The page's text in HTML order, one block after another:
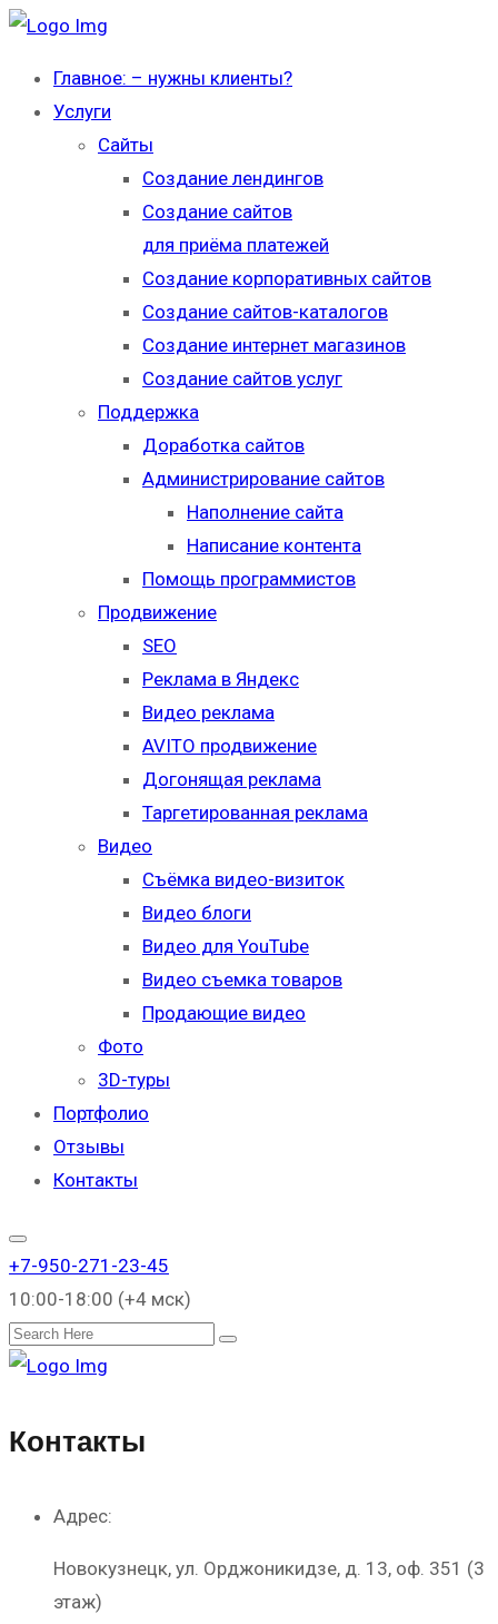
Главное: – нужны клиенты?
Услуги
Сайты
Создание лендингов
Создание сайтов
для приёма платежей
Создание корпоративных сайтов
Создание сайтов-каталогов
Создание интернет магазинов
Создание сайтов услуг
Поддержка
Доработка сайтов
Администрирование сайтов
Наполнение сайта
Написание контента
Помощь программистов
Продвижение
SEO
Реклама в Яндекс
Видео реклама
AVITO продвижение
Догонящая реклама
Таргетированная реклама
Видео
Съёмка видео-визиток
Видео блоги
Видео для YouTube
Видео съемка товаров
Продающие видео
Фото
3D-туры
Портфолио
Отзывы
Контакты
+7-950-271-23-45
10:00-18:00 (+4 мск)
Поиск
Контакты
Адрес:
Новокузнецк, ул. Орджоникидзе, д. 13, оф. 351 (3
этаж)